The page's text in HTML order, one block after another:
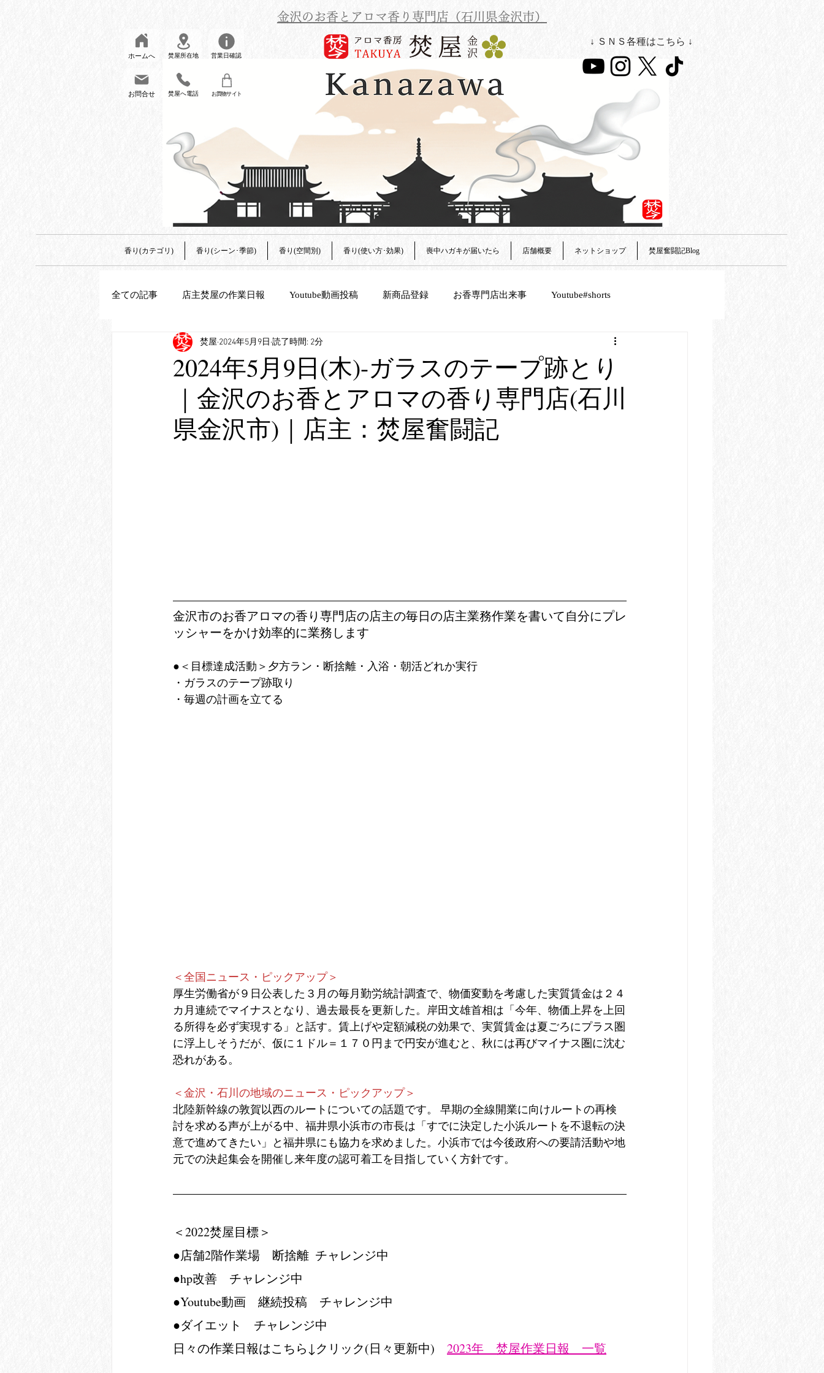
金沢のお香とアロマ香り専門店（石川県金沢市）
ホームへ 焚屋所在地 営業日確認
お問合せ 焚屋へ電話 お買物サイト
↓ ＳＮＳ各種はこちら ↓
香り(カテゴリ) 香り(シーン･季節) 香り(空間別) 香り(使い方･効果) 喪中ハガキが届いたら 店舗概要 ネットショップ 焚屋奮闘記Blog
全ての記事 店主焚屋の作業日報 Youtube動画投稿 新商品登録 お香専門店出来事 Youtube#shorts
追加新商品登録
2024年5月9日(木)-ガラスのテープ跡とり
｜金沢のお香とアロマの香り専門店(石川
県金沢市)｜店主：焚屋奮闘記
焚屋 2024年5月9日 読了時間: 2分
金沢市のお香アロマの香り専門店の店主の毎日の店主業務作業を書いて自分にプレ
ッシャーをかけ効率的に業務します
●＜目標達成活動＞夕方ラン・断捨離・入浴・朝活どれか実行
・ガラスのテープ跡取り
・毎週の計画を立てる
＜全国ニュース・ピックアップ＞
厚生労働省が９日公表した３月の毎月勤労統計調査で、物価変動を考慮した実質賃金は２４
カ月連続でマイナスとなり、過去最長を更新した。岸田文雄首相は「今年、物価上昇を上回
る所得を必ず実現する」と話す。賃上げや定額減税の効果で、実質賃金は夏ごろにプラス圏
に浮上しそうだが、仮に１ドル＝１７０円まで円安が進むと、秋には再びマイナス圏に沈む
恐れがある。
＜金沢・石川の地域のニュース・ピックアップ＞
北陸新幹線の敦賀以西のルートについての話題です。 早期の全線開業に向けルートの再検
討を求める声が上がる中、福井県小浜市の市長は「すでに決定した小浜ルートを不退転の決
意で進めてきたい」と福井県にも協力を求めました。小浜市では今後政府への要請活動や地
元での決起集会を開催し来年度の認可着工を目指していく方針です。
＜2022焚屋目標＞
●店舗2階作業場　断捨離  チャレンジ中
●hp改善　チャレンジ中
●Youtube動画　継続投稿　チャレンジ中
●ダイエット　チャレンジ中
日々の作業日報はこちら↓クリック(日々更新中) 2023年　焚屋作業日報　一覧